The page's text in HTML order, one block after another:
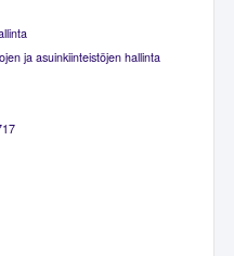
ja asuinkiinteistöjen hallinta